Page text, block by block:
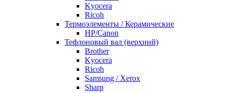
Kyocera
Ricoh
Термоэлементы / Керамические
HP/Canon
Тефлоновый вал (верхний)
Brother
Kyocera
Ricoh
Samsung / Xerox
Sharp